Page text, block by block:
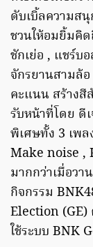
ดับเบิ้ลความส
ชวนให้อมยิ้มคิด
ชักเย่อ , แชร์บ
จักรยานสามล้
คะแนน สร้าง
รับหน้าที่โดย ดี
พิเศษทั้ง 3 เพ
Make noise ,
มากกว่าเมื่อวา
กิจกรรม
Election (GE)
ใช้ระบบ BNK